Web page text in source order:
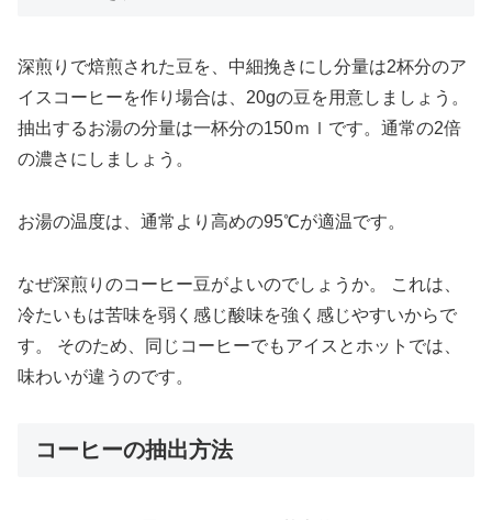
深煎りで焙煎された豆を、中細挽きにし分量は2杯分のア
イスコーヒーを作り場合は、20gの豆を用意しましょう。
抽出するお湯の分量は一杯分の150ｍｌです。通常の2倍
の濃さにしましょう。
お湯の温度は、通常より高めの95℃が適温です。
なぜ深煎りのコーヒー豆がよいのでしょうか。 これは、
冷たいもは苦味を弱く感じ酸味を強く感じやすいからで
す。 そのため、同じコーヒーでもアイスとホットでは、
味わいが違うのです。
コーヒーの抽出方法